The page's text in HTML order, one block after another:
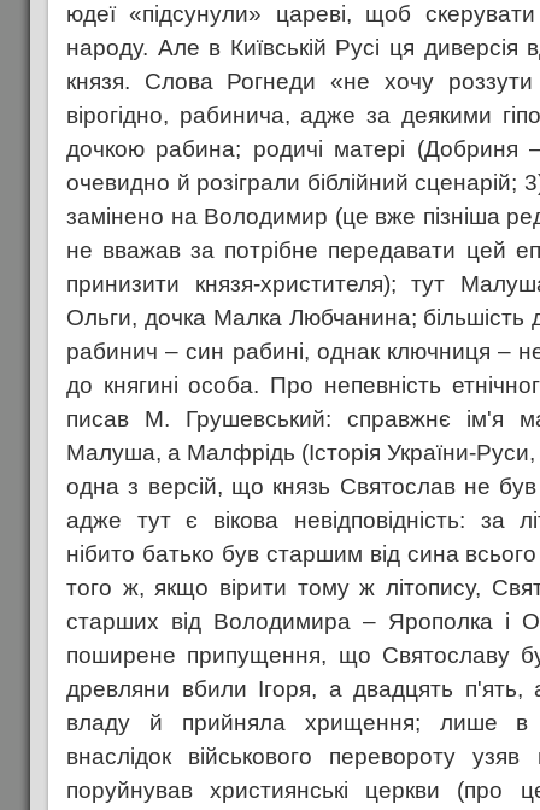
юдеї «підсунули» цареві, щоб
народу. Але в Київській Русі ця диверсія
князя. Слова Рогнеди «не хочу
вірогідно, рабинича, адже за деякими
дочкою рабина; родичі матері (Добриня
очевидно й розіграли біблійний
замінено на Володимир (це вже пізніша
не вважав за потрібне передавати цей
принизити князя-христителя); тут
Ольги, дочка Малка Любчанина; більшість
рабинич – син рабині, однак ключниця –
до княгині особа. Про непевність
писав М. Грушевський: справжнє ім'я
Малуша, а Малфрідь (Історія України-Руси,
одна з версій, що князь Святослав не
адже тут є вікова невідповідність: за
нібито батько був старшим від сина
того ж, якщо вірити тому ж літопису,
старших від Володимира – Ярополка і
поширене припущення, що Святославу
древляни вбили Ігоря, а двадцять п'ять,
владу й прийняла хрищення; лише в
внаслідок військового перевороту
поруйнував християнські церкви (про